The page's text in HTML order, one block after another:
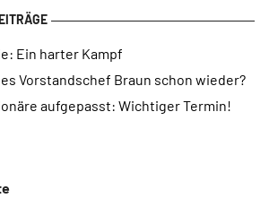
Ein harter Kampf
Vorstandschef Braun schon wieder?
aufgepasst: Wichtiger Termin!